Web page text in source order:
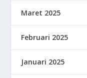
Maret 2025
Februari 2025
Januari 2025